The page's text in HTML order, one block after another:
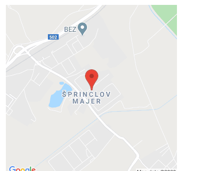
Externý obsah je blokovaný
Prajete si načítať externý obsah?
Povoliť tentokrát
Povoliť a zapamätať - súhlas s druhom
cookie: Funkčné
Otvoriť obsah v novom okne